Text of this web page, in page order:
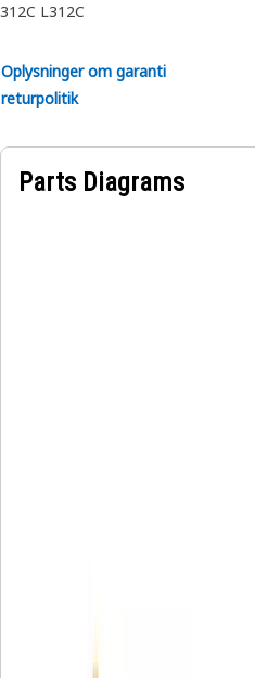
312C L312C
Oplysninger om garanti
returpolitik
Parts Diagrams